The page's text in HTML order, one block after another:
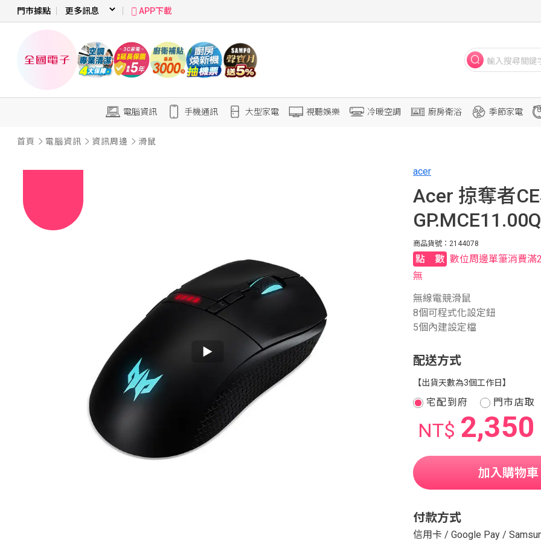
門市據點 APP下載
電腦資訊 手機通訊 大型家電 視聽娛樂 冷暖空調 廚房衛浴 季節家電
首頁 電腦資訊 資訊周邊 滑鼠
acer
Acer 掠奪者
GP.MCE11.00Q
商品貨號：2144078
點數 數位周邊單筆消費
無
無線電競滑鼠
8個可程式化設定鈕
5個內建設定檔
配送方式
【出貨天數為3個工作日】
宅配到府 門市店取
NT$ 2,350
加入購物車
付款方式
信用卡 / Google Pay /